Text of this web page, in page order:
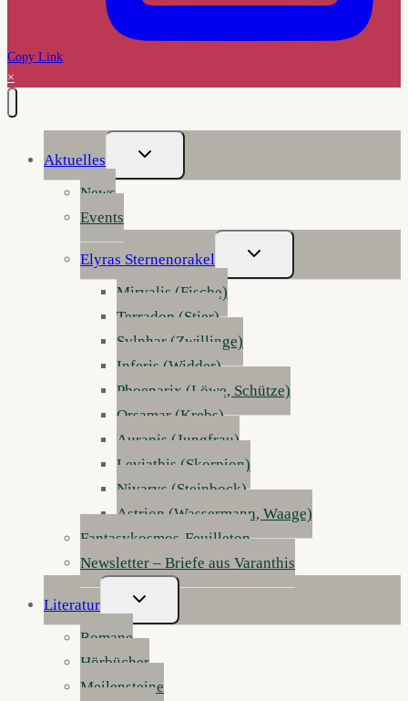
Copy Link
×
Aktuelles
Untermenü
Umschalten
News
Events
Elyras Sternenorakel
Untermenü
Umschalten
Mirvalis (Fische)
Terradon (Stier)
Sylphar (Zwillinge)
Inferis (Widder)
Phoenarix (Löwe, Schütze)
Orsamar (Krebs)
Aurapis (Jungfrau)
Leviathis (Skorpion)
Nivarys (Steinbock)
Astrion (Wassermann, Waage)
Fantasykosmos-Feuilleton
Newsletter – Briefe aus Varanthis
Literatur
Untermenü
Umschalten
Romane
Hörbücher
Meilensteine